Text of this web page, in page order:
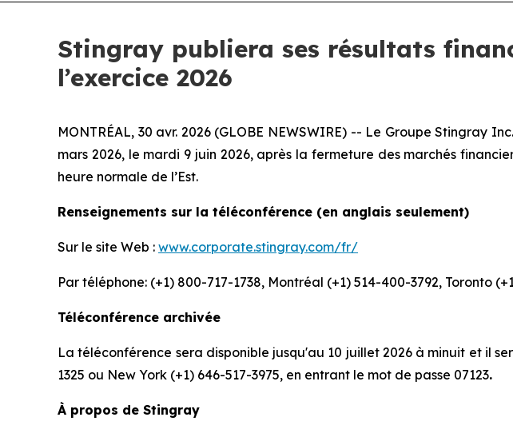
Stingray publiera ses résultats
l’exercice 2026
MONTRÉAL, 30 avr. 2026 (GLOBE NEWSWIRE) -- Le Groupe Stingray
mars 2026, le mardi 9 juin 2026, après la fermeture des marchés
heure normale de l’Est.
Renseignements sur la téléconférence (en anglais seulement)
Sur le site Web : www.corporate.stingray.com/fr/
Par téléphone: (+1) 800-717-1738, Montréal (+1) 514-400-3792, Toronto
Téléconférence archivée
La téléconférence sera disponible jusqu'au 10 juillet 2026 à minuit et il
1325 ou New York (+1) 646-517-3975, en entrant le mot de passe 07123.
À propos de Stingray